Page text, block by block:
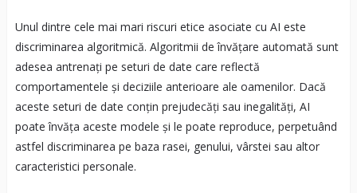
Unul dintre cele mai mari riscuri etice asociate cu AI este
discriminarea algoritmică. Algoritmii de învățare automată sunt
adesea antrenați pe seturi de date care reflectă
comportamentele și deciziile anterioare ale oamenilor. Dacă
aceste seturi de date conțin prejudecăți sau inegalități, AI
poate învăța aceste modele și le poate reproduce, perpetuând
astfel discriminarea pe baza rasei, genului, vârstei sau altor
caracteristici personale.